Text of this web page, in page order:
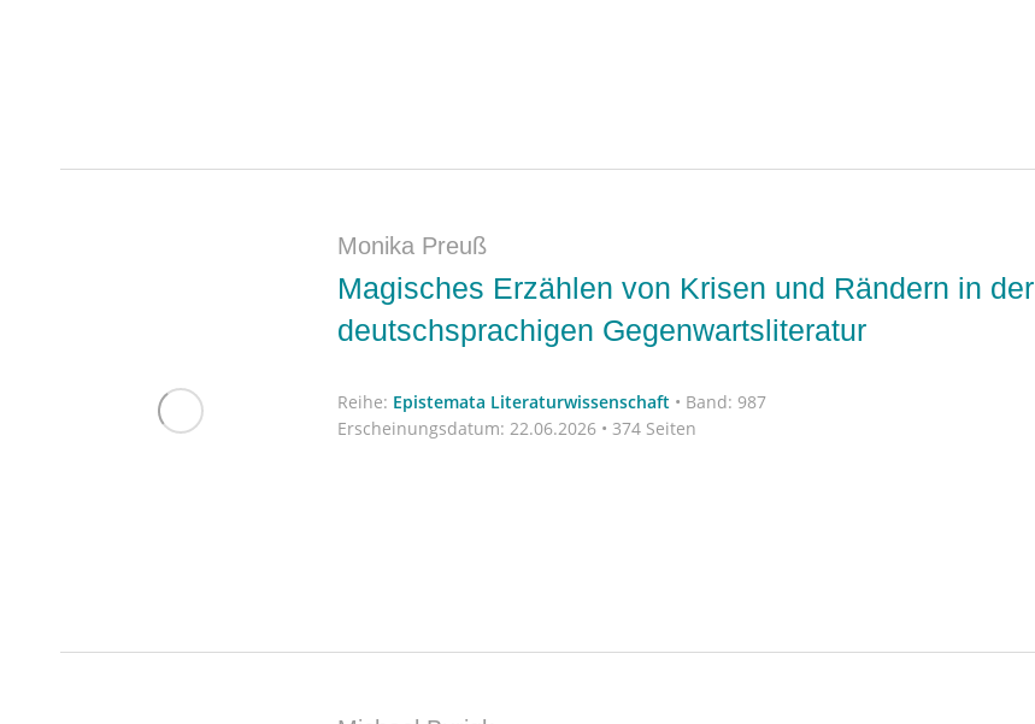
Monika Preuß
Magisches Erzählen von Krisen und Rändern in der
deutschsprachigen Gegenwartsliteratur
Reihe: Epistemata Literaturwissenschaft • Band: 987
Erscheinungsdatum: 22.06.2026 • 374 Seiten